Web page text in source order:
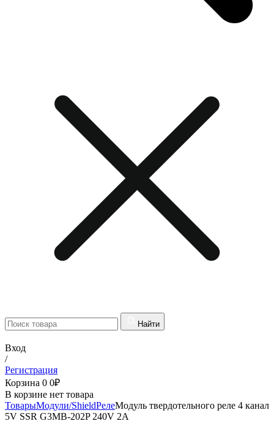
Найти
Вход
/
Регистрация
Корзина 0 0₽
В корзине нет товара
ТоварыМодули/ShieldРелеМодуль твердотельного реле 4 канал
5V SSR G3MB-202P 240V 2A